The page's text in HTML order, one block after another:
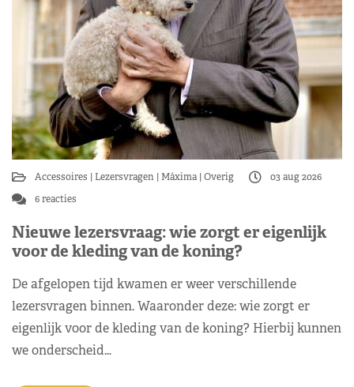
Accessoires Lezersvragen Máxima Overig
03 aug 2026
6 reacties
Nieuwe lezersvraag: wie zorgt er eigenlijk
voor de kleding van de koning?
De afgelopen tijd kwamen er weer verschillende
lezersvragen binnen. Waaronder deze: wie zorgt er
eigenlijk voor de kleding van de koning? Hierbij kunnen
we onderscheid…